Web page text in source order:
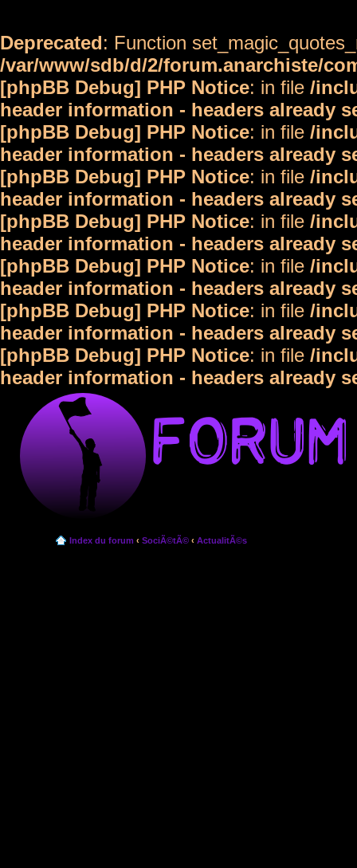
Deprecated: Function
/var/www/sdb/d/2/forum.anarchiste/
[phpBB Debug] PHP Notice: in file /
header information - headers already
[phpBB Debug] PHP Notice: in file /
header information - headers already
[phpBB Debug] PHP Notice: in file /
header information - headers already
[phpBB Debug] PHP Notice: in file /
header information - headers already
[phpBB Debug] PHP Notice: in file /
header information - headers already
[phpBB Debug] PHP Notice: in file /
header information - headers already
[phpBB Debug] PHP Notice: in file /
header information - headers already
Index du forum ‹ SociÃ©tÃ© ‹ ActualitÃ©s